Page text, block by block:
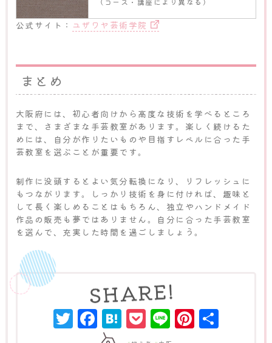
公式サイト： ユザワヤ芸術学院
まとめ
大阪府には、初心者向けから高度な技術を学べるところ
まで、さまざまな手芸教室があります。楽しく続けるた
めには、自分が作りたいものや目指すレベルに合った手
芸教室を選ぶことが重要です。
制作に没頭するとよい気分転換になり、リフレッシュに
もつながります。しっかり技術を身に付ければ、趣味と
して長く楽しめることはもちろん、独立やハンドメイド
作品の販売も夢ではありません。自分に合った手芸教室
を選んで、充実した時間を過ごしましょう。
Twitter
Facebook
Hatena
Pocket
Line